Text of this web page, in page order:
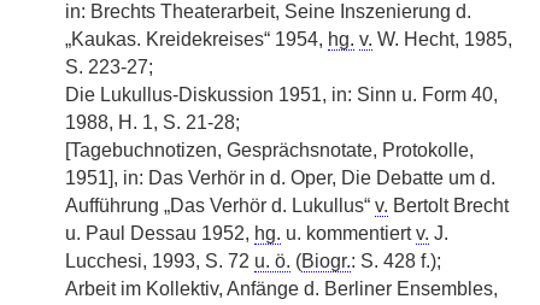
in: Brechts Theaterarbeit, Seine Inszenierung d.
„Kaukas. Kreidekreises“ 1954, hg. v. W. Hecht, 1985,
S. 223-27;
Die Lukullus-Diskussion 1951, in: Sinn u. Form 40,
1988, H. 1, S. 21-28;
[Tagebuchnotizen, Gesprächsnotate, Protokolle,
1951], in: Das Verhör in d. Oper, Die Debatte um d.
Aufführung „Das Verhör d. Lukullus“ v. Bertolt Brecht
u. Paul Dessau 1952, hg. u. kommentiertv. J.
Lucchesi, 1993, S. 72 u. ö. (Biogr.: S. 428 f.);
Arbeit im Kollektiv, Anfänge d. Berliner Ensembles,